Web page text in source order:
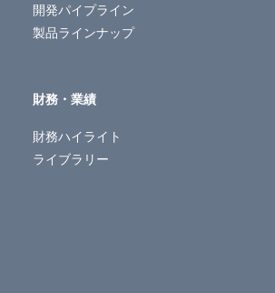
開発パイプライン
製品ラインナップ
財務・業績
財務ハイライト
ライブラリー